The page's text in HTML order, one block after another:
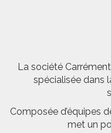
La société
spécialisée dans
Composée d’équipes
met un